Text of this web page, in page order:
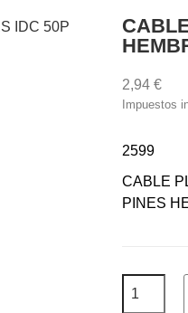
2,94 €
Impuestos
2599
CABLE
PINES